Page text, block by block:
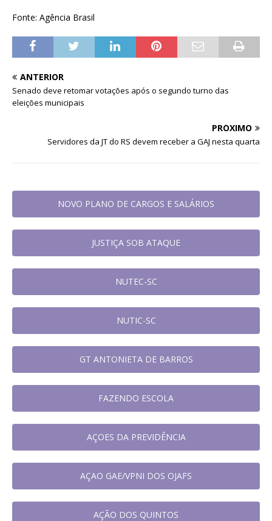
Fonte: Agência Brasil
ANTERIOR
Senado deve retomar votações após o segundo turno das
eleições municipais
PRÓXIMO
Servidores da JT do RS devem receber a GAJ nesta quarta
NOVO PLANO DE CARGOS E SALÁRIOS
JUSTIÇA SOB ATAQUE
NUTEC-SC
NUTIC-SC
GT ANTONIETA DE BARROS
FAZENDO ESCOLA
AÇOES DA PREVIDÊNCIA
AÇAO GAE/VPNI DOS OJAFS
AÇÃO DOS QUINTOS